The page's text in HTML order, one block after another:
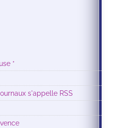
*
s'appelle RSS